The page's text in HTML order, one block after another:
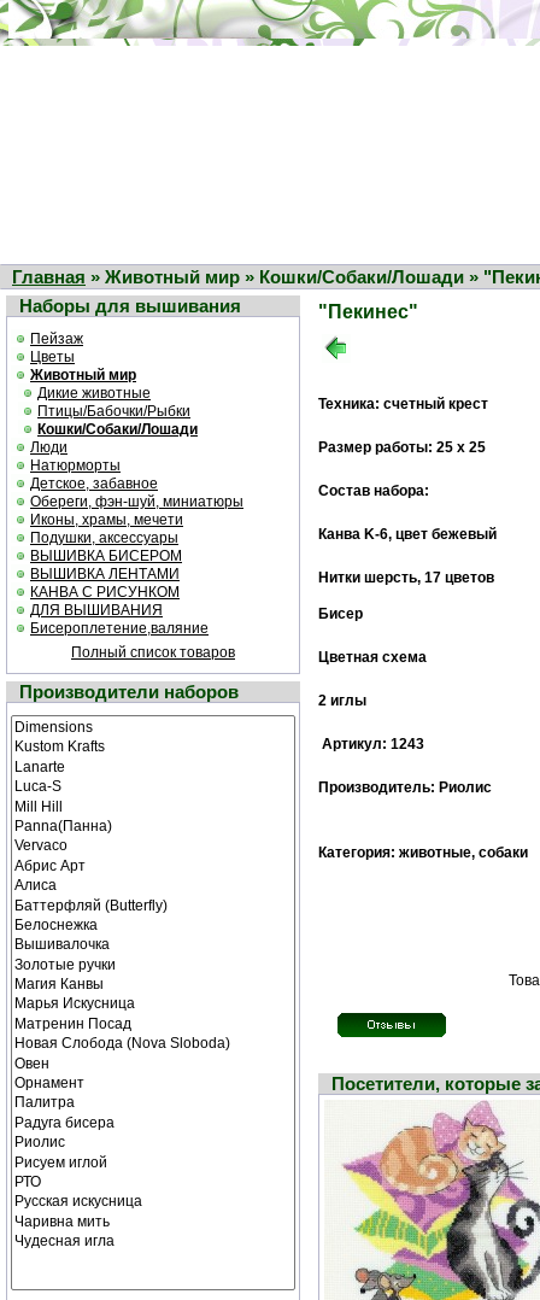
Главная » Животный мир » Кошки/Собаки/Лошади »
Наборы для вышивания
Пейзаж
Цветы
Животный мир
Дикие животные
Птицы/Бабочки/Рыбки
Кошки/Собаки/Лошади
Люди
Натюрморты
Детское, забавное
Обереги, фэн-шуй, миниатюры
Иконы, храмы, мечети
Подушки, аксессуары
ВЫШИВКА БИСЕРОМ
ВЫШИВКА ЛЕНТАМИ
КАНВА С РИСУНКОМ
ДЛЯ ВЫШИВАНИЯ
Бисероплетение,валяние
Полный список товаров
Производители наборов
"Пекинес"
Техника: счетный крест
Размер работы: 25 х 25
Состав набора:
Канва K-6, цвет бежевый
Нитки шерсть, 17 цветов
Бисер
Цветная cхема
2 иглы
Артикул: 1243
Производитель: Риолис
Категория: животные, собаки
Посетители, которые